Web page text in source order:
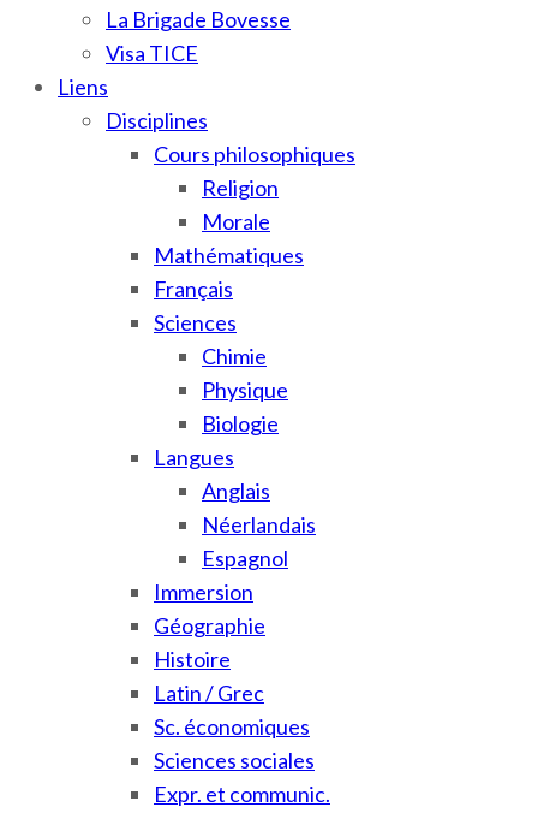
La Brigade Bovesse
Visa TICE
Liens
Disciplines
Cours philosophiques
Religion
Morale
Mathématiques
Français
Sciences
Chimie
Physique
Biologie
Langues
Anglais
Néerlandais
Espagnol
Immersion
Géographie
Histoire
Latin / Grec
Sc. économiques
Sciences sociales
Expr. et communic.